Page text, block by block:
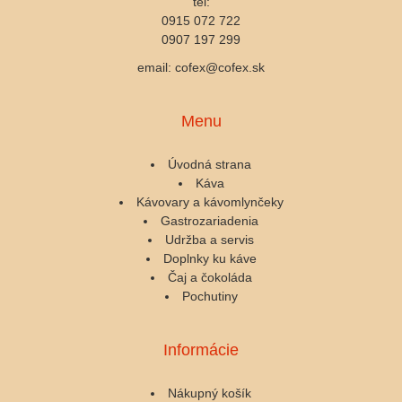
0915 072 722
0907 197 299
email: cofex@cofex.sk
Menu
Úvodná strana
Káva
Kávovary a kávomlynčeky
Gastrozariadenia
Udržba a servis
Doplnky ku káve
Čaj a čokoláda
Pochutiny
Informácie
Nákupný košík